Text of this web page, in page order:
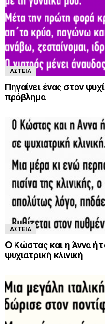
ΑΣΤΕΊΑ
Πηγαίνει ένας στον
πρόβλημα
ΑΣΤΕΊΑ
O Κώστας και η Άννα
ψυχιατρική κλινική